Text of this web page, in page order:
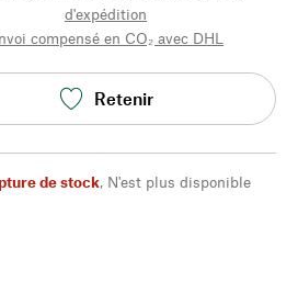
d'expédition
compensé en CO₂ avec DHL
Retenir
de stock, N'est plus disponible